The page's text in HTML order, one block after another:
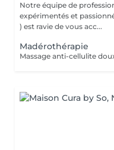
Notre équipe de
expérimentés et
) est ravie de vous acc...
Madérothérapie